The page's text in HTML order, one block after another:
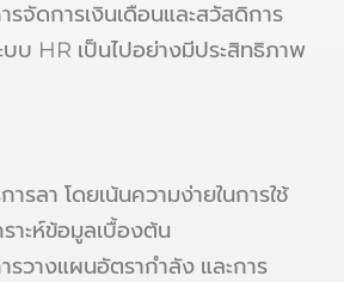
จัดการเงินเดือนและสวัสดิการ
บ HR เป็นไปอย่างมีประสิทธิภาพ
ลา โดยเน้นความง่ายในการใช้
าะห์ข้อมูลเบื้องต้น
วางแผนอัตรากำลัง และการ